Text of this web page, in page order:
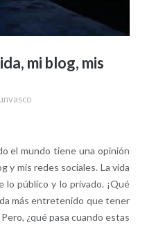
mi blog, mis
el mundo tiene una opinión
y mis redes sociales. La vida
lo público y lo privado. ¡Qué
más entretenido que tener
¿qué pasa cuando estas